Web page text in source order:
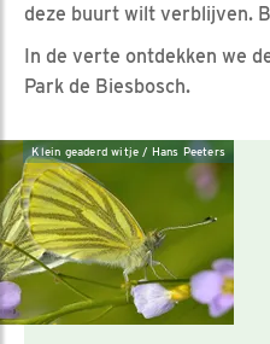
deze buurt wilt verblijven.
In de verte ontdekken we
Park de Biesbosch.
Klein geaderd witje / Hans Peeters